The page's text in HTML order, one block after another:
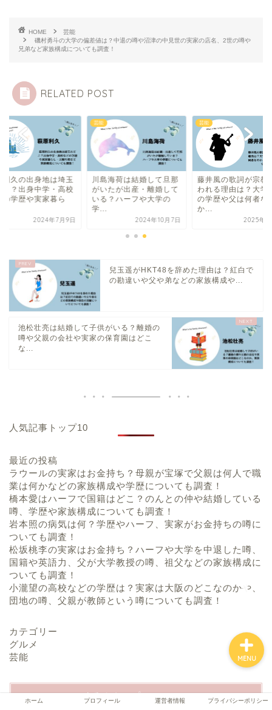
HOME
芸能
磯村勇斗の大学の偏差値は？中退の噂や沼津の中見世の実家の店名、2世の噂や
兄弟など家族構成についても調査！
RELATED POST
利久の出身地は埼玉
こ？出身中学・高校
の学歴や実家暮ら
2024年7月9日
芸能
川島海荷は結婚して旦那
がいたが出産・離婚して
いる？ハーフや大学の
学...
2024年10月7日
芸能
藤井風の歌詞が宗教
われる理由は？大学
の学歴や父は何者な
か...
2025年7
兒玉遥がHKT48を辞めた理由は？紅白で
の勘違いや父や弟などの家族構成や...
池松壮亮は結婚して子供がいる？離婚の
噂や父親の会社や実家の保育園はどこ
な...
人気記事トップ10
最近の投稿
ラウールの実家はお金持ち？母親が宝塚で父親は何人で職
業は何かなどの家族構成や学歴についても調査！
橋本愛はハーフで国籍はどこ？のんとの仲や結婚している
噂、学歴や家族構成についても調査！
岩本照の病気は何？学歴やハーフ、実家がお金持ちの噂に
ついても調査！
松坂桃李の実家はお金持ち？ハーフや大学を中退した噂、
国籍や英語力、父が大学教授の噂、祖父などの家族構成に
ついても調査！
小瀧望の高校などの学歴は？実家は大阪のどこなのかや、
団地の噂、父親が教師という噂についても調査！
カテゴリー
グルメ
芸能
くろみんのプロフィール
ホーム プロフィール 運営者情報 プライバシーポリシー
MENU
ホーム
プロフィール
運営者情報
プライバシーポリシー